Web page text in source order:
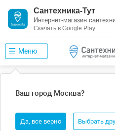
Сантехника-Тут
Интернет-магазин
Скачать в Google Play
Меню
Ваш город Москва?
Да, все верно Выбрать
Россия - Германия
Применить фильтры